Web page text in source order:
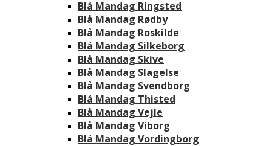
Blå Mandag Ringsted
Blå Mandag Rødby
Blå Mandag Roskilde
Blå Mandag Silkeborg
Blå Mandag Skive
Blå Mandag Slagelse
Blå Mandag Svendborg
Blå Mandag Thisted
Blå Mandag Vejle
Blå Mandag Viborg
Blå Mandag Vordingborg